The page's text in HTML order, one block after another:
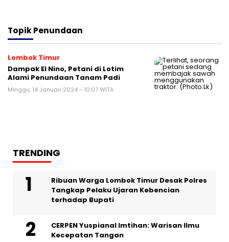
TopikPenundaan
Lombok Timur
Dampak El Nino, Petani di Lotim
Alami Penundaan Tanam Padi
Minggu, 14 Januari 2024 - 10:07 WITA
TRENDING
Ribuan Warga Lombok Timur Desak Polres
Tangkap Pelaku Ujaran Kebencian
terhadap Bupati
CERPEN Yuspianal Imtihan: Warisan Ilmu
Kecepatan Tangan